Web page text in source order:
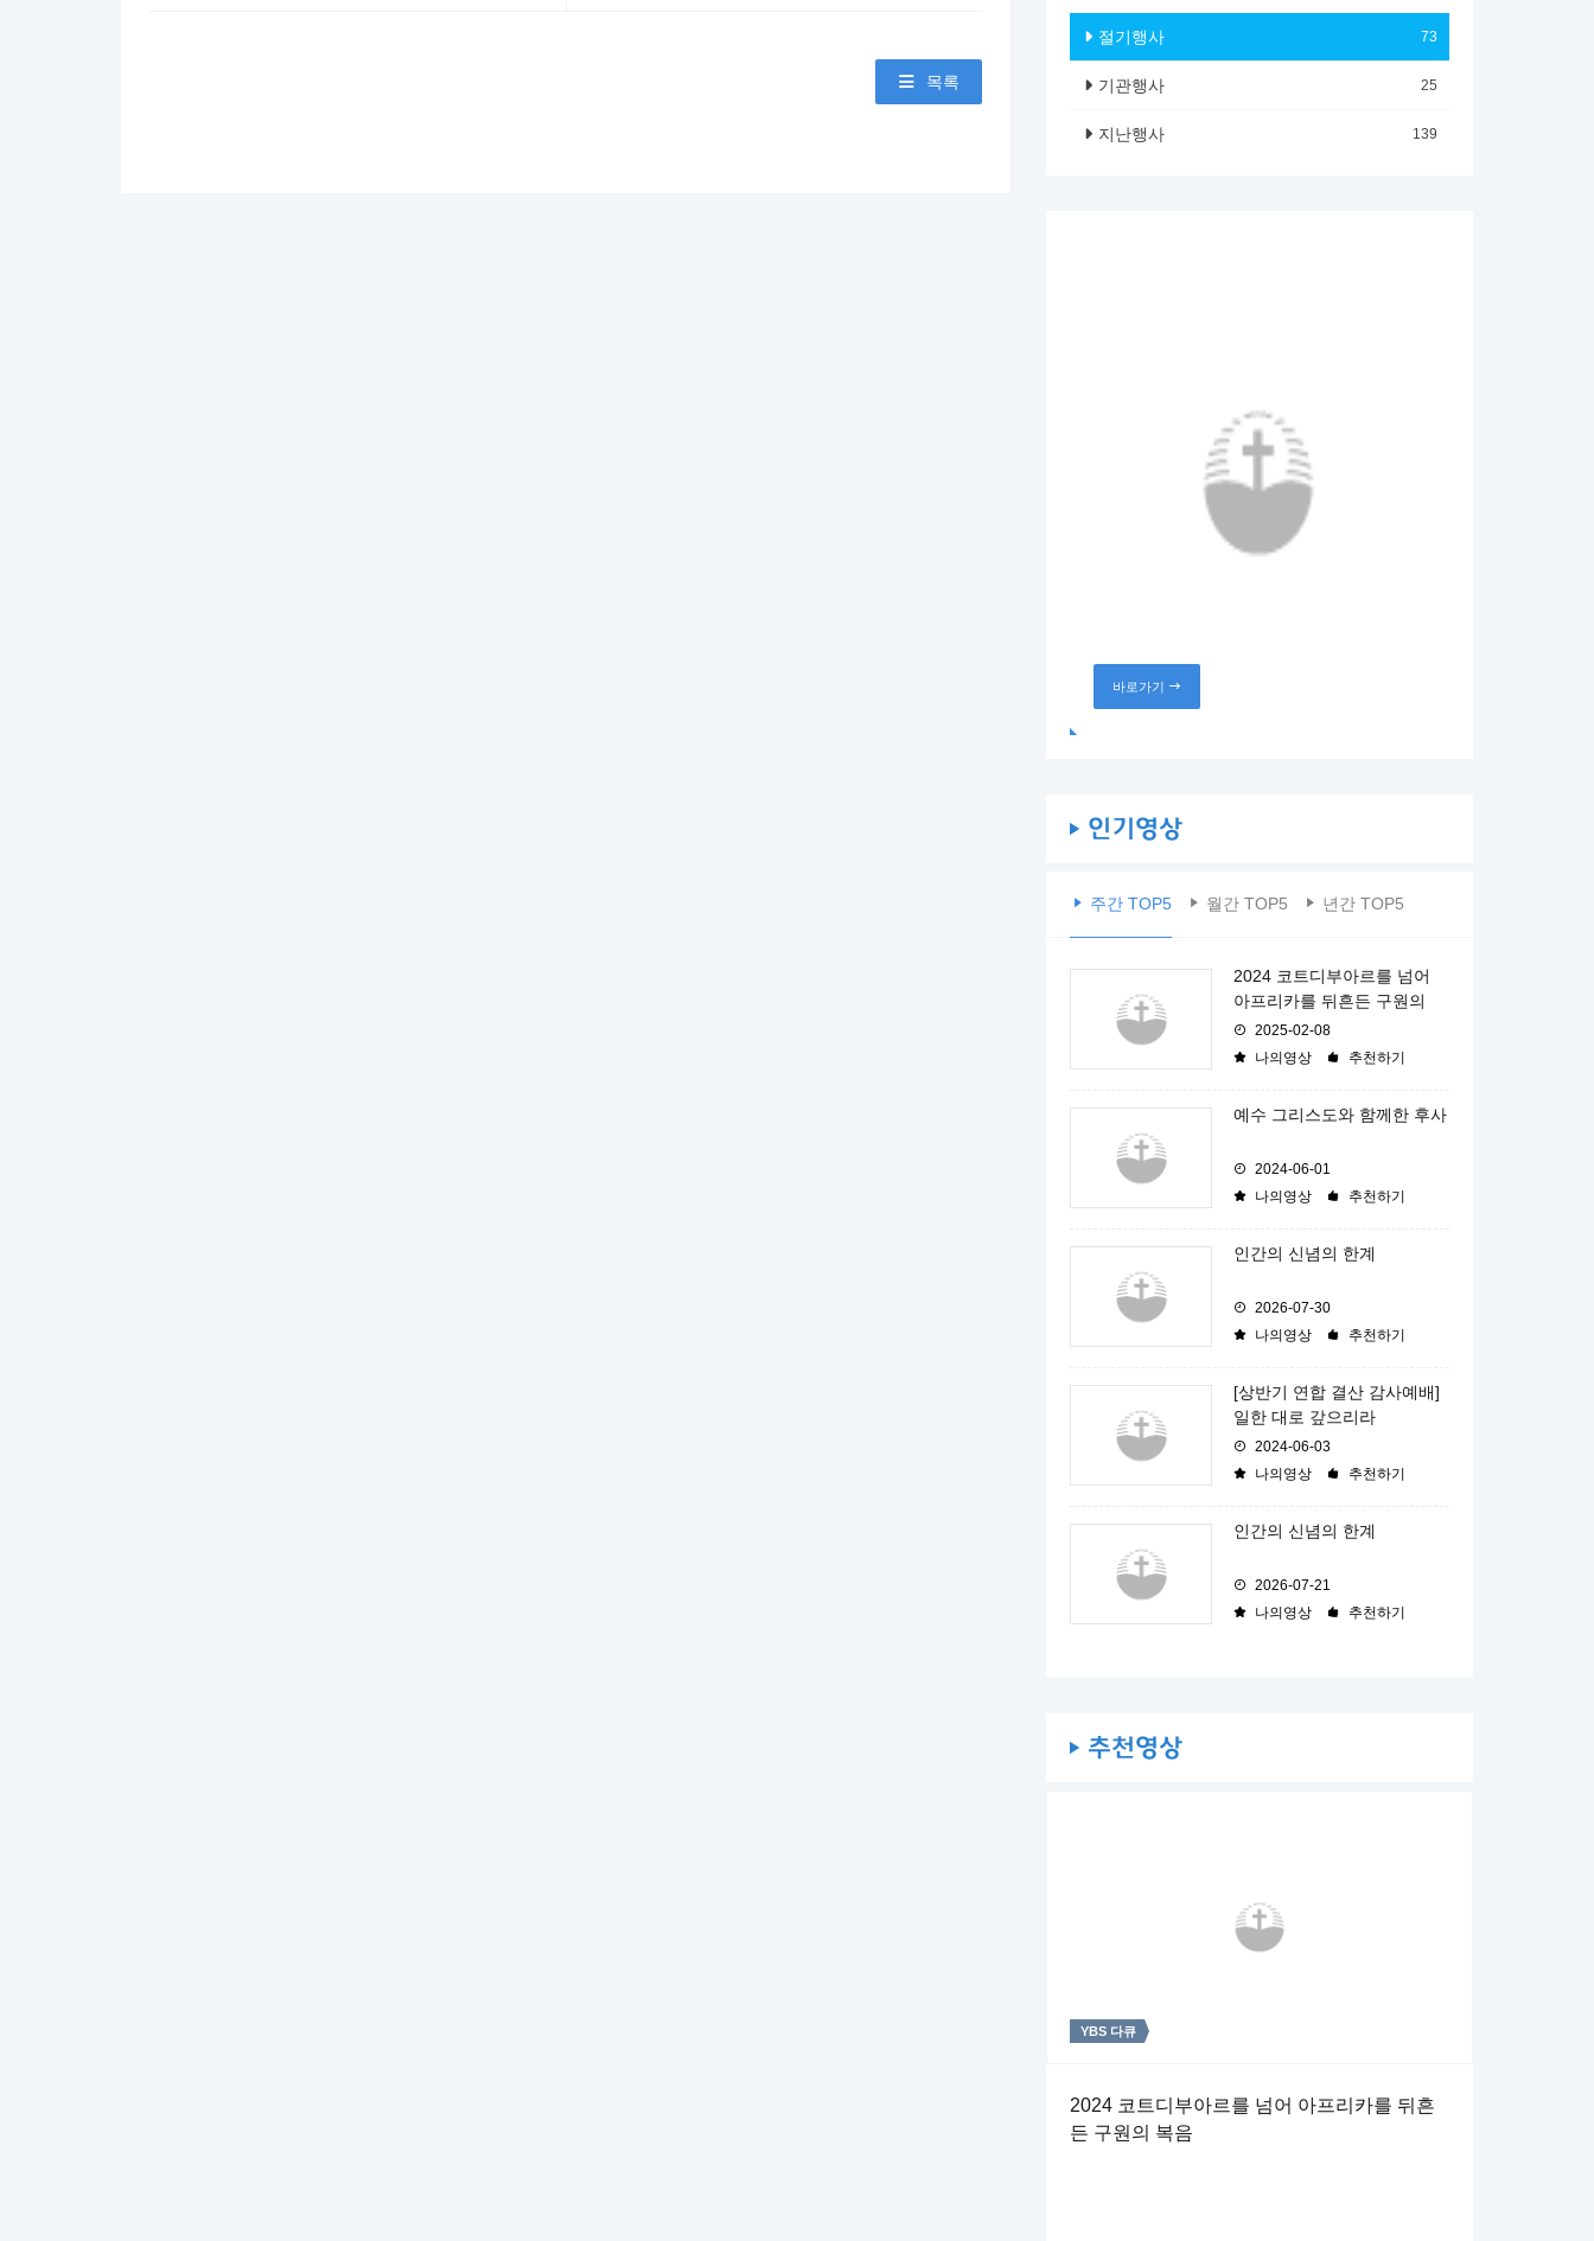
목록
절기행사 73
기관행사 25
지난행사 139
바로가기
주간 TOP5 월간 TOP5 년간 TOP5
2024 코트디부아르를 넘어
아프리카를 뒤흔든 구원의
2025-02-08
나의영상
추천하기
예수 그리스도와 함께한 후사
2024-06-01
나의영상
추천하기
인간의 신념의 한계
2026-07-30
나의영상
추천하기
[상반기 연합 결산 감사예배]
일한 대로 갚으리라
2024-06-03
나의영상
추천하기
인간의 신념의 한계
2026-07-21
나의영상
추천하기
YBS 다큐
2024 코트디부아르를 넘어 아프리카를 뒤흔
든 구원의 복음
주일4부 주일밤예배
[상반기 연합 결산 감사예배] 일한 대로 갚으리
라
주일4부 주일밤예배
예수 그리스도와 함께한 후사